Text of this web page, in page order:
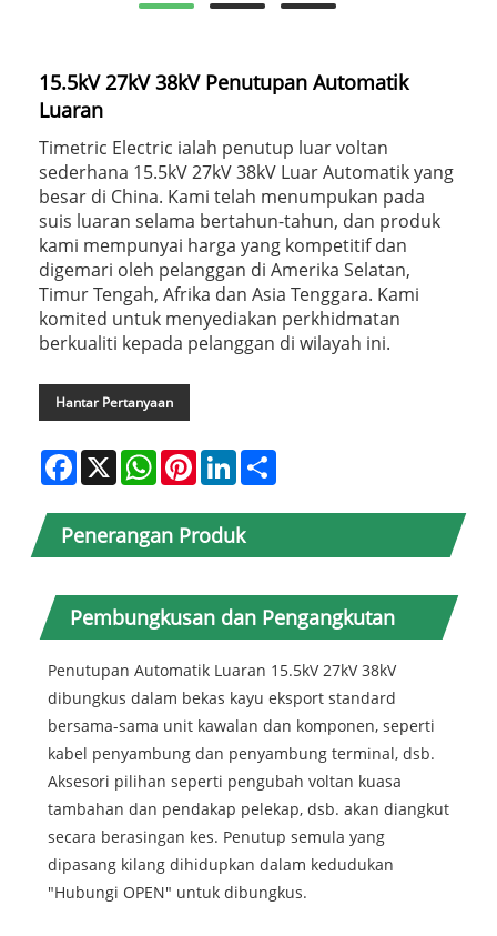
15.5kV 27kV 38kV Penutupan Automatik
Luaran
Timetric Electric ialah penutup luar voltan
sederhana 15.5kV 27kV 38kV Luar Automatik yang
besar di China. Kami telah menumpukan pada
suis luaran selama bertahun-tahun, dan produk
kami mempunyai harga yang kompetitif dan
digemari oleh pelanggan di Amerika Selatan,
Timur Tengah, Afrika dan Asia Tenggara. Kami
komited untuk menyediakan perkhidmatan
berkualiti kepada pelanggan di wilayah ini.
Hantar Pertanyaan
Facebook
X WhatsAppPinterestLinkedIn
Penerangan Produk
Pembungkusan dan Pengangkutan
Penutupan Automatik Luaran 15.5kV 27kV 38kV
dibungkus dalam bekas kayu eksport standard
bersama-sama unit kawalan dan komponen, seperti
kabel penyambung dan penyambung terminal, dsb.
Aksesori pilihan seperti pengubah voltan kuasa
tambahan dan pendakap pelekap, dsb. akan diangkut
secara berasingan kes. Penutup semula yang
dipasang kilang dihidupkan dalam kedudukan
"Hubungi OPEN" untuk dibungkus.